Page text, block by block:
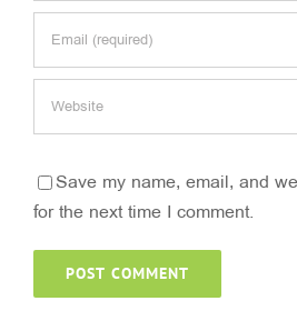
Save my name, email, and
for the next time I comment.